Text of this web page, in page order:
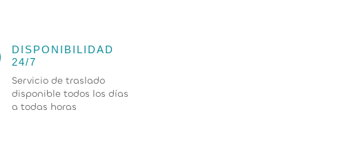
DISPONIBILIDAD
24/7
Servicio de traslado
disponible todos los días
a todas horas